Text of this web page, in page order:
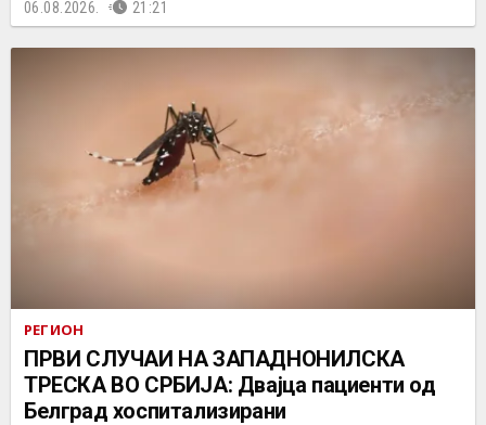
06.08.2026. 21:21
РЕГИОН
ПРВИ СЛУЧАИ НА ЗАПАДНОНИЛСКА
ТРЕСКА ВО СРБИЈА: Двајца пациенти од
Белград хоспитализирани